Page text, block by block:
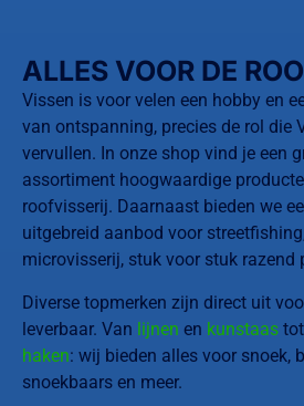
ALLES VOOR DE
Vissen is voor velen een hobby en
van ontspanning, precies de rol die
vervullen. In onze shop vind je een
assortiment hoogwaardige
roofvisserij. Daarnaast bieden we
uitgebreid aanbod voor
microvisserij, stuk voor stuk razend
Diverse topmerken zijn direct uit
leverbaar. Van lijnen en kunstaas tot
haken: wij bieden alles voor snoek,
snoekbaars en meer.